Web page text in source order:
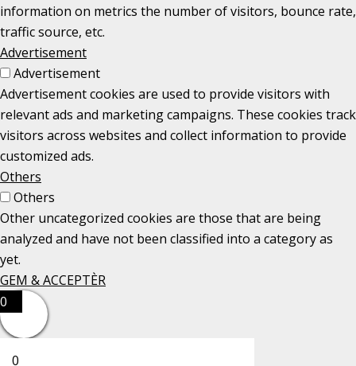
information on metrics the number of visitors, bounce rate,
traffic source, etc.
Advertisement
Advertisement
Advertisement cookies are used to provide visitors with
relevant ads and marketing campaigns. These cookies track
visitors across websites and collect information to provide
customized ads.
Others
Others
Other uncategorized cookies are those that are being
analyzed and have not been classified into a category as
yet.
GEM & ACCEPTÈR
0
0